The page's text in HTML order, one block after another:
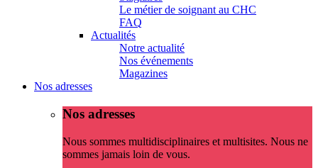
Le métier de soignant au CHC
FAQ
Actualités
Notre actualité
Nos événements
Magazines
Nos adresses
Nos adresses
Nous sommes multidisciplinaires et multisites. Nous ne
sommes jamais loin de vous.